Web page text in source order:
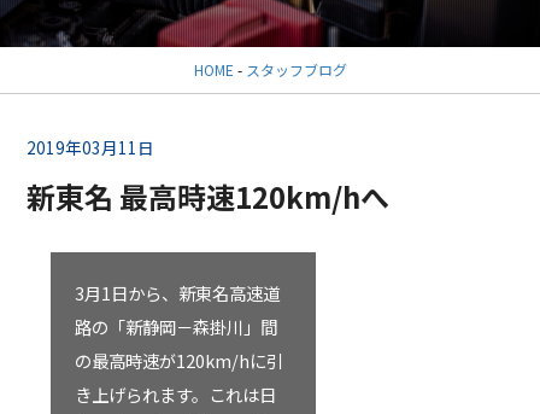
HOME - スタッフブログ
2019年03月11日
新東名 最高時速120km/hへ
3月1日から、新東名高速道
路の「新静岡－森掛川」間
の最高時速が120km/hに引
き上げられます。これは日